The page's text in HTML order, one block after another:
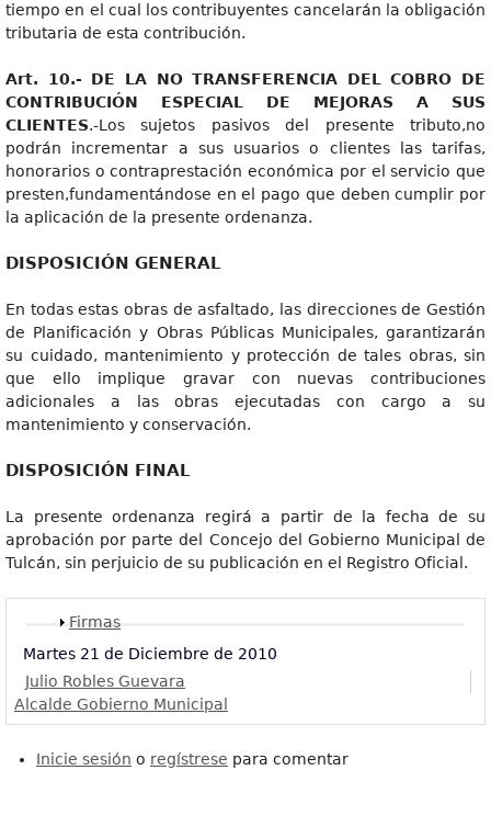
tiempo en el cual los contribuyentes cancelarán la obligación
tributaria de esta contribución.
Art. 10.- DE LA NO TRANSFERENCIA DEL COBRO DE
CONTRIBUCIÓN ESPECIAL DE MEJORAS A SUS
CLIENTES.-Los sujetos pasivos del presente tributo,no
podrán incrementar a sus usuarios o clientes las tarifas,
honorarios o contraprestación económica por el servicio que
presten,fundamentándose en el pago que deben cumplir por
la aplicación de la presente ordenanza.
DISPOSICIÓN GENERAL
En todas estas obras de asfaltado, las direcciones de Gestión
de Planificación y Obras Públicas Municipales, garantizarán
su cuidado, mantenimiento y protección de tales obras, sin
que ello implique gravar con nuevas contribuciones
adicionales a las obras ejecutadas con cargo a su
mantenimiento y conservación.
DISPOSICIÓN FINAL
La presente ordenanza regirá a partir de la fecha de su
aprobación por parte del Concejo del Gobierno Municipal de
Tulcán, sin perjuicio de su publicación en el Registro Oficial.
Mostrar
Firmas
Martes 21 de Diciembre de 2010
Julio Robles Guevara
Alcalde Gobierno Municipal
Inicie sesión o regístrese para comentar